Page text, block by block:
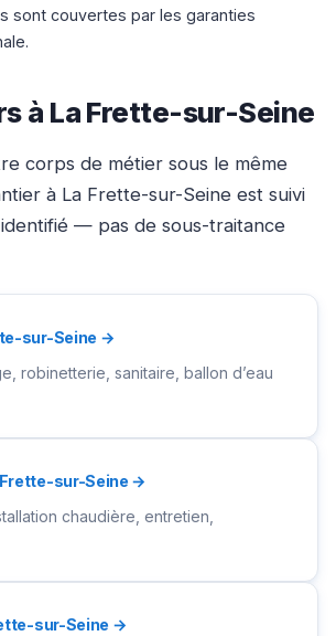
sont couvertes par les garanties
à La Frette-sur-Seine
corps de métier sous le même
à La Frette-sur-Seine est suivi
— pas de sous-traitance
sur-Seine →
robinetterie, sanitaire, ballon d’eau
sur-Seine →
chaudière, entretien,
sur-Seine →